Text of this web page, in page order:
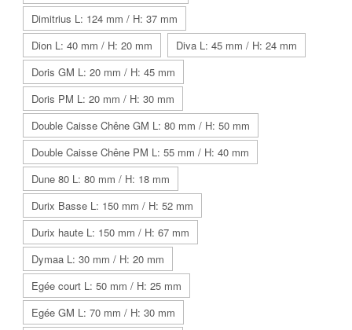
Dimitrius L: 124 mm / H: 37 mm
Dion L: 40 mm / H: 20 mm
Diva L: 45 mm / H: 24 mm
Doris GM L: 20 mm / H: 45 mm
Doris PM L: 20 mm / H: 30 mm
Double Caisse Chêne GM L: 80 mm / H: 50 mm
Double Caisse Chêne PM L: 55 mm / H: 40 mm
Dune 80 L: 80 mm / H: 18 mm
Durix Basse L: 150 mm / H: 52 mm
Durix haute L: 150 mm / H: 67 mm
Dymaa L: 30 mm / H: 20 mm
Egée court L: 50 mm / H: 25 mm
Egée GM L: 70 mm / H: 30 mm